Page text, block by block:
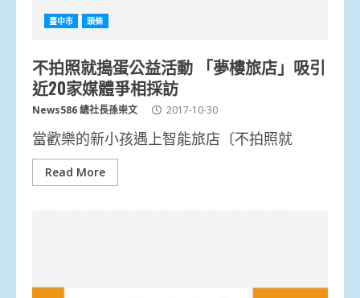
臺中市 頭條
不拍照就搗蛋公益活動 「夢樓旅店」吸引
近20家媒體爭相採訪
News586 總社長孫崇文 2017-10-30
當歡樂的新小孩遇上智能旅店〔不拍照就
Read More